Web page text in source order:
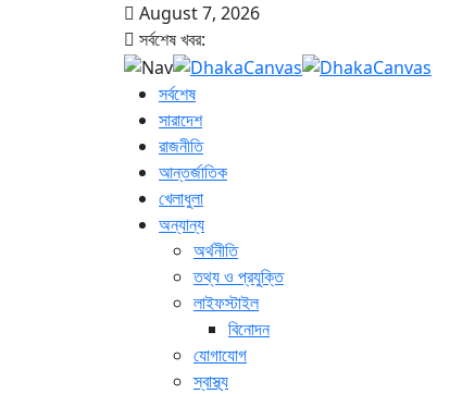
August 7, 2026
সর্বশেষ খবর:
সর্বশেষ
সারাদেশ
রাজনীতি
আন্তর্জাতিক
খেলাধুলা
অন্যান্য
অর্থনীতি
তথ্য ও প্রযুক্তি
লাইফস্টাইল
বিনোদন
যোগাযোগ
স্বাস্থ্য